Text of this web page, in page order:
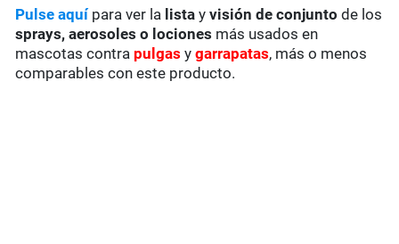
Pulse aquípara ver la lista yvisión de conjunto de los
sprays, aerosoles o lociones más usados en
mascotas contra pulgas ygarrapatas, más o menos
comparables con este producto.